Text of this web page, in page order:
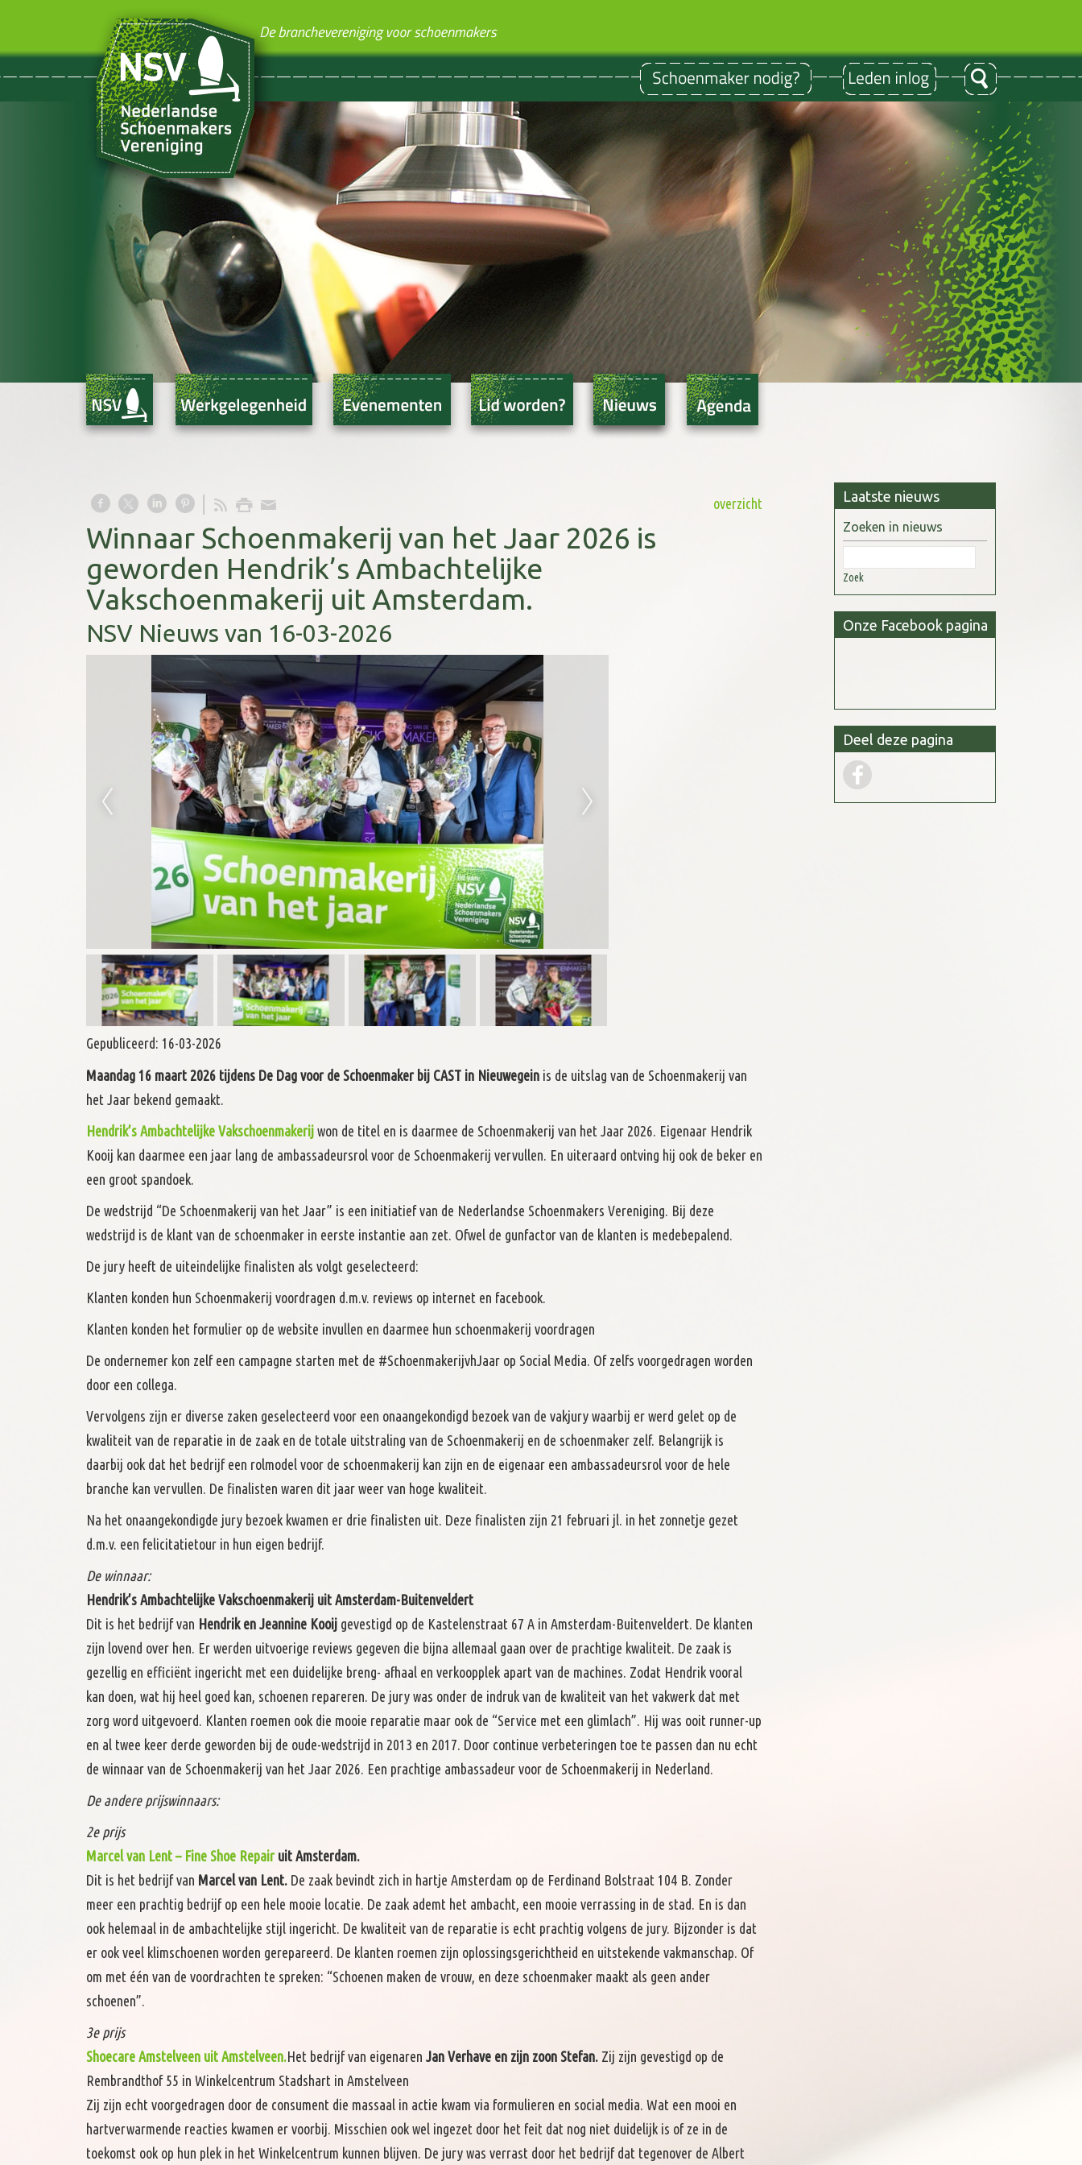
overzicht
Winnaar Schoenmakerij van het Jaar 2026 is
geworden Hendrik’s Ambachtelijke
Vakschoenmakerij uit Amsterdam.
NSV Nieuws van 16-03-2026
Gepubliceerd: 16-03-2026
Maandag 16 maart 2026 tijdens De Dag voor de Schoenmaker bij CAST in Nieuwegein is de uitslag van de Schoenmakerij van
het Jaar bekend gemaakt.
Hendrik’s Ambachtelijke Vakschoenmakerij won de titel en is daarmee de Schoenmakerij van het Jaar 2026. Eigenaar Hendrik
Kooij kan daarmee een jaar lang de ambassadeursrol voor de Schoenmakerij vervullen. En uiteraard ontving hij ook de beker en
een groot spandoek.
De wedstrijd “De Schoenmakerij van het Jaar” is een initiatief van de Nederlandse Schoenmakers Vereniging. Bij deze
wedstrijd is de klant van de schoenmaker in eerste instantie aan zet. Ofwel de gunfactor van de klanten is medebepalend.
De jury heeft de uiteindelijke finalisten als volgt geselecteerd:
Klanten konden hun Schoenmakerij voordragen d.m.v. reviews op internet en facebook.
Klanten konden het formulier op de website invullen en daarmee hun schoenmakerij voordragen
De ondernemer kon zelf een campagne starten met de #SchoenmakerijvhJaar op Social Media. Of zelfs voorgedragen worden
door een collega.
Vervolgens zijn er diverse zaken geselecteerd voor een onaangekondigd bezoek van de vakjury waarbij er werd gelet op de
kwaliteit van de reparatie in de zaak en de totale uitstraling van de Schoenmakerij en de schoenmaker zelf. Belangrijk is
daarbij ook dat het bedrijf een rolmodel voor de schoenmakerij kan zijn en de eigenaar een ambassadeursrol voor de hele
branche kan vervullen. De finalisten waren dit jaar weer van hoge kwaliteit.
Na het onaangekondigde jury bezoek kwamen er drie finalisten uit. Deze finalisten zijn 21 februari jl. in het zonnetje gezet
d.m.v. een felicitatietour in hun eigen bedrijf.
De winnaar:
Hendrik’s Ambachtelijke Vakschoenmakerij uit Amsterdam-Buitenveldert
Dit is het bedrijf van Hendrik en Jeannine Kooij gevestigd op de Kastelenstraat 67 A in Amsterdam-Buitenveldert. De klanten
zijn lovend over hen. Er werden uitvoerige reviews gegeven die bijna allemaal gaan over de prachtige kwaliteit. De zaak is
gezellig en efficiënt ingericht met een duidelijke breng- afhaal en verkoopplek apart van de machines. Zodat Hendrik vooral
kan doen, wat hij heel goed kan, schoenen repareren. De jury was onder de indruk van de kwaliteit van het vakwerk dat met
zorg word uitgevoerd. Klanten roemen ook die mooie reparatie maar ook de “Service met een glimlach”. Hij was ooit runner-up
en al twee keer derde geworden bij de oude-wedstrijd in 2013 en 2017. Door continue verbeteringen toe te passen dan nu echt
de winnaar van de Schoenmakerij van het Jaar 2026. Een prachtige ambassadeur voor de Schoenmakerij in Nederland.
De andere prijswinnaars:
2e prijs
Marcel van Lent – Fine Shoe Repair uit Amsterdam.
Dit is het bedrijf van Marcel van Lent. De zaak bevindt zich in hartje Amsterdam op de Ferdinand Bolstraat 104 B. Zonder
meer een prachtig bedrijf op een hele mooie locatie. De zaak ademt het ambacht, een mooie verrassing in de stad. En is dan
ook helemaal in de ambachtelijke stijl ingericht. De kwaliteit van de reparatie is echt prachtig volgens de jury. Bijzonder is dat
er ook veel klimschoenen worden gerepareerd. De klanten roemen zijn oplossingsgerichtheid en uitstekende vakmanschap. Of
om met één van de voordrachten te spreken: “Schoenen maken de vrouw, en deze schoenmaker maakt als geen ander
schoenen”.
3e prijs
Shoecare Amstelveen uit Amstelveen.Het bedrijf van eigenaren Jan Verhave en zijn zoon Stefan. Zij zijn gevestigd op de
Rembrandthof 55 in Winkelcentrum Stadshart in Amstelveen
Zij zijn echt voorgedragen door de consument die massaal in actie kwam via formulieren en social media. Wat een mooi en
hartverwarmende reacties kwamen er voorbij. Misschien ook wel ingezet door het feit dat nog niet duidelijk is of ze in de
toekomst ook op hun plek in het Winkelcentrum kunnen blijven. De jury was verrast door het bedrijf dat tegenover de Albert
Laatste nieuws
Zoeken in nieuws
Zoek
Onze Facebook pagina
Deel deze pagina